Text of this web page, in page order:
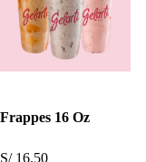
Frappes 16 Oz
S/ 16.50